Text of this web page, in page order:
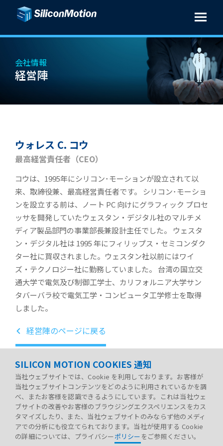
会社情報
経営陣
ウォレス C. コウ
最高経営責任者（CEO）
コウは、1995年にシリコン･モーションが設立されて以
来、取締役兼、最高経営責任者です。 シリコン･モーショ
ンを設立する前は、ノート PC 向けにグラフィック プロセ
ッサを開発していたウェスタン・デジタル社のマルチメ
ディア製品部門の事業部長兼設計主任でした。 ウェスタ
ン・デジタル社は 1995 年にフィリップス・セミコンダク
ター社に買収されました。ウェスタン社以前にはワイ
ズ・テクノロジー社に勤務していました。 台湾の国立交
通大学で電気及び制御工学士、カリフォルニア大学サン
タバーバラ校で電気工学・コンピュータ工学修士を取得
しました。
経営陣のページに戻る
弊社ポリシー 法的情報 サイトマップ
SILICON MOTION COOKIES 通知
当社ウェブサイトでは、Cookie を利用しております。お客様が
当社ウェブサイトコンテンツをどのように利用されているかを調
べ、またお客様を認識できるようにしています。これは当社ウェ
ブサイトの改善やお客様のブラウジングエクスペリエンスをカス
タマイズしたり、また、当社ウェブサイトのみならず他のメディ
アでの分析にも役立てられております。当社が使用する Cookie
の詳細については、プライバシーポリシー をご参照ください。